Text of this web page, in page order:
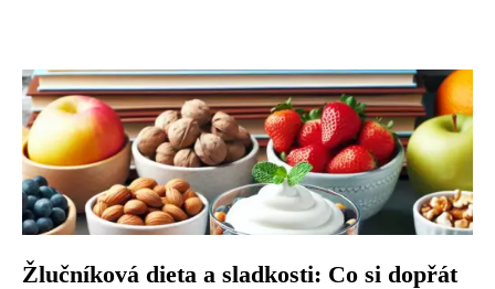
Žlučníková dieta a sladkosti: Co si dopřát